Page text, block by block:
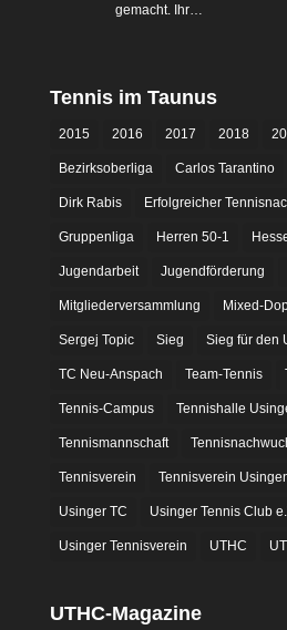
gemacht. Ihr…
Tennis im Taunus
2015 2016 2017 2018
Bezirksoberliga Carlos Tarantino
Dirk Rabis Erfolgreicher
Gruppenliga Herren 50-1
Jugendarbeit Jugendförderung
Mitgliederversammlung Mixed-
Sergej Topic Sieg Sieg für den
TC Neu-Anspach Team-Tennis
Tennis-Campus Tennishalle
Tennismannschaft
Tennisverein Tennisverein
Usinger TC Usinger Tennis Club
Usinger Tennisverein UTHC
UTHC-Magazine